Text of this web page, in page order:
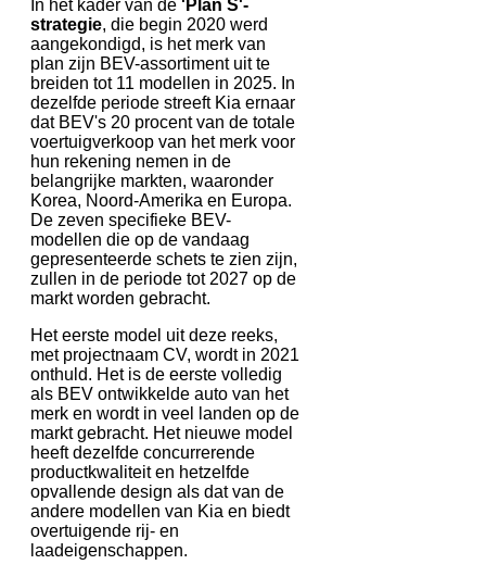
In het kader van de 'Plan S'-
strategie, die begin 2020 werd
aangekondigd, is het merk van
plan zijn BEV-assortiment uit te
breiden tot 11 modellen in 2025. In
dezelfde periode streeft Kia ernaar
dat BEV's 20 procent van de totale
voertuigverkoop van het merk voor
hun rekening nemen in de
belangrijke markten, waaronder
Korea, Noord-Amerika en Europa.
De zeven specifieke BEV-
modellen die op de vandaag
gepresenteerde schets te zien zijn,
zullen in de periode tot 2027 op de
markt worden gebracht.
Het eerste model uit deze reeks,
met projectnaam CV, wordt in 2021
onthuld. Het is de eerste volledig
als BEV ontwikkelde auto van het
merk en wordt in veel landen op de
markt gebracht. Het nieuwe model
heeft dezelfde concurrerende
productkwaliteit en hetzelfde
opvallende design als dat van de
andere modellen van Kia en biedt
overtuigende rij- en
laadeigenschappen.